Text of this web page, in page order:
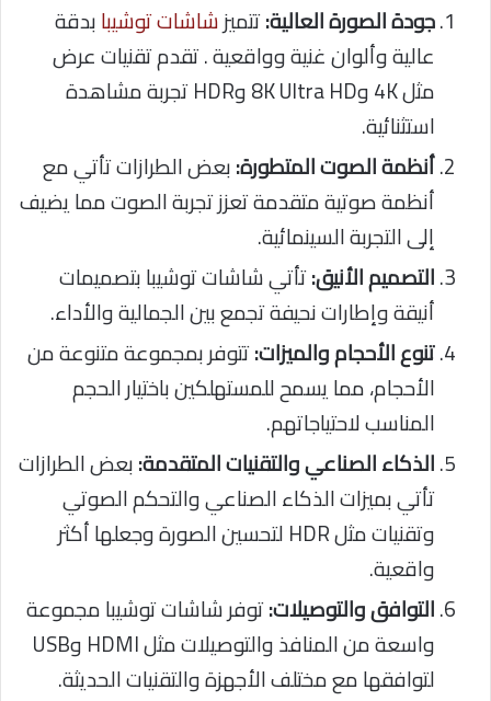
جودة الصورة العالية:تتميزشاشات توشيبابدقة
عالية وألوان غنية وواقعية . تقدم تقنيات عرض
مثل 4K و8K Ultra HD وHDR تجربة مشاهدة
استثنائية.
أنظمة الصوت المتطورة:بعض الطرازات تأتي مع
أنظمة صوتية متقدمة تعزز تجربة الصوت مما يضيف
إلى التجربة السينمائية.
التصميم الأنيق:تأتي شاشات توشيبا بتصميمات
أنيقة وإطارات نحيفة تجمع بين الجمالية والأداء.
تنوع الأحجام والميزات:تتوفر بمجموعة متنوعة من
الأحجام، مما يسمح للمستهلكين باختيار الحجم
المناسب لاحتياجاتهم.
الذكاء الصناعي والتقنيات المتقدمة:بعض الطرازات
تأتي بميزات الذكاء الصناعي والتحكم الصوتي
وتقنيات مثل HDR لتحسين الصورة وجعلها أكثر
واقعية.
التوافق والتوصيلات:توفر شاشات توشيبا مجموعة
واسعة من المنافذ والتوصيلات مثل HDMI وUSB
لتوافقها مع مختلف الأجهزة والتقنيات الحديثة.